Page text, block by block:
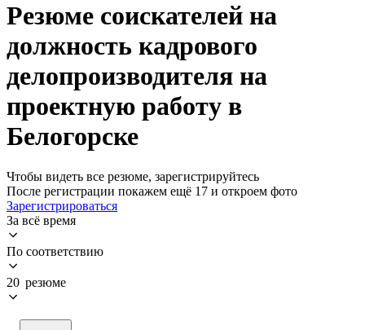
Резюме соискателей на
должность кадрового
делопроизводителя на
проектную работу в
Белогорске
Чтобы видеть все резюме, зарегистрируйтесь
После регистрации покажем ещё 17 и откроем фото
Зарегистрироваться
За всё время
По соответствию
20 резюме